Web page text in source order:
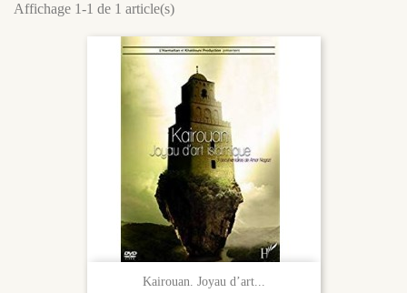
Affichage 1-1 de 1 article(s)
Kairouan. Joyau d’art...